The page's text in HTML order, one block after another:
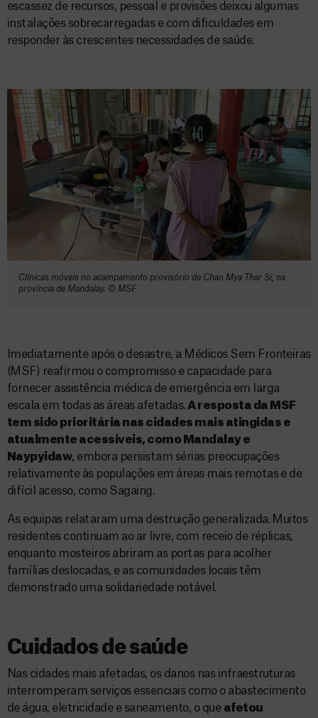
escassez de recursos, pessoal e provisões deixou algumas
instalações sobrecarregadas e com dificuldades em
responder às crescentes necessidades de saúde.
Clínicas móveis no acampamento provisório de Chan Mya Thar Si, na
província de Mandalay. © MSF
Imediatamente após o desastre, a Médicos Sem Fronteiras
(MSF) reafirmou o compromisso e capacidade para
fornecer assistência médica de emergência em larga
escala em todas as áreas afetadas. A resposta da MSF
tem sido prioritária nas cidades mais atingidas e
atualmente acessíveis, como Mandalay e
Naypyidaw, embora persistam sérias preocupações
relativamente às populações em áreas mais remotas e de
difícil acesso, como Sagaing.
As equipas relataram uma destruição generalizada. Muitos
residentes continuam ao ar livre, com receio de réplicas,
enquanto mosteiros abriram as portas para acolher
famílias deslocadas, e as comunidades locais têm
demonstrado uma solidariedade notável.
Cuidados de saúde
Nas cidades mais afetadas, os danos nas infraestruturas
interromperam serviços essenciais como o abastecimento
de água, eletricidade e saneamento, o que afetou